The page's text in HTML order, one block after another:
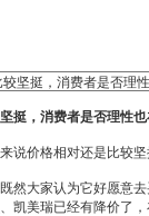
挺，消费者是否理性
价格相对还是比较坚
大家认为它好愿意去
、 凯美瑞已经有降价了，